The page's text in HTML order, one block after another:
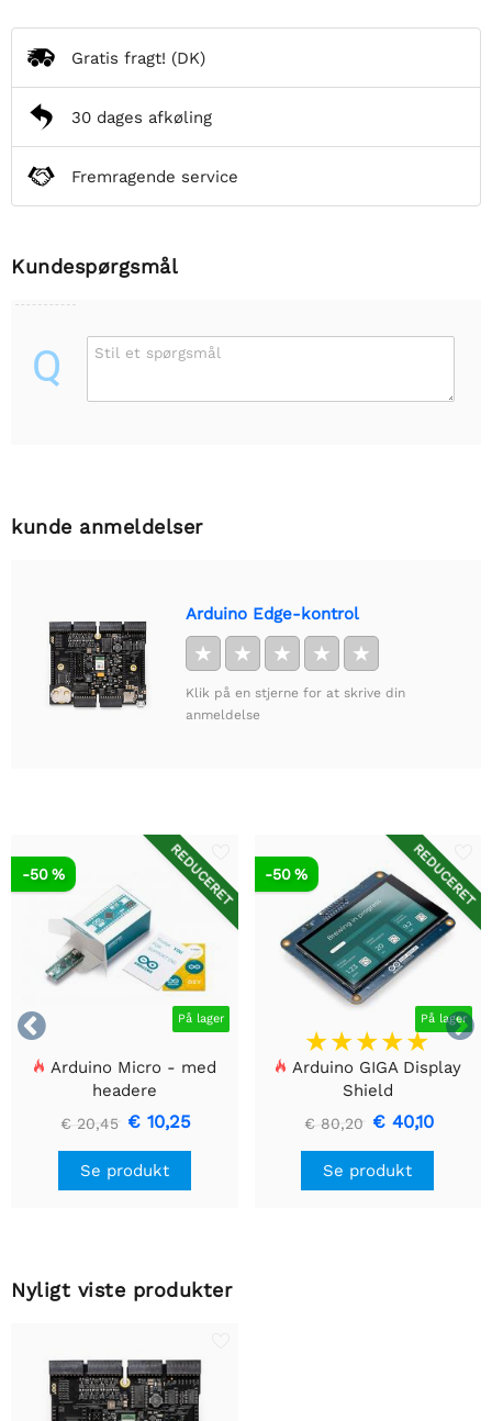
Gratis fragt! (DK)
30 dages afkøling
Fremragende service
Kundespørgsmål
Q Stil et spørgsmål
kunde anmeldelser
Arduino Edge-kontrol
★ ★ ★ ★ ★
Klik på en stjerne for at skrive din
anmeldelse


REDUCERET
På lager
-50 %
Arduino Micro - med
headere
€ 20,45 € 10,25
Se produkt
REDUCERET
På lager
-50 %
Arduino GIGA Display
Shield
€ 80,20 € 40,10
Se produkt
Nyligt viste produkter